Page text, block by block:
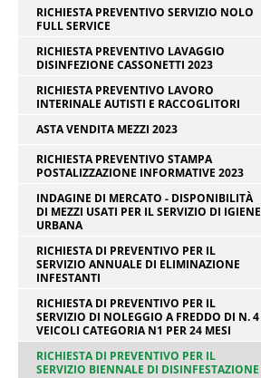
RICHIESTA PREVENTIVO SERVIZIO NOLO
FULL SERVICE
RICHIESTA PREVENTIVO LAVAGGIO
DISINFEZIONE CASSONETTI 2023
RICHIESTA PREVENTIVO LAVORO
INTERINALE AUTISTI E RACCOGLITORI
ASTA VENDITA MEZZI 2023
RICHIESTA PREVENTIVO STAMPA
POSTALIZZAZIONE INFORMATIVE 2023
INDAGINE DI MERCATO - DISPONIBILITÀ
DI MEZZI USATI PER IL SERVIZIO DI IGIENE
URBANA
RICHIESTA DI PREVENTIVO PER IL
SERVIZIO ANNUALE DI ELIMINAZIONE
INFESTANTI
RICHIESTA DI PREVENTIVO PER IL
SERVIZIO DI NOLEGGIO A FREDDO DI N. 4
VEICOLI CATEGORIA N1 PER 24 MESI
RICHIESTA DI PREVENTIVO PER IL
SERVIZIO BIENNALE DI DISINFESTAZIONE